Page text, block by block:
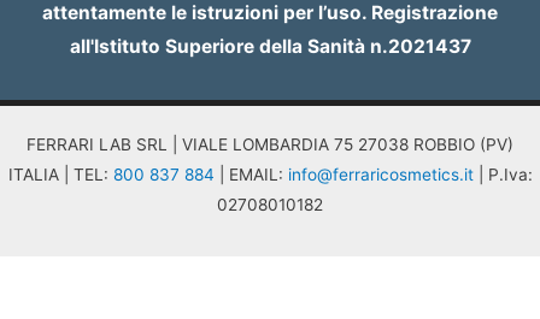
attentamente le istruzioni per l’uso. Registrazione
all'Istituto Superiore della Sanità n.2021437
FERRARI LAB SRL | VIALE LOMBARDIA 75 27038 ROBBIO (PV)
ITALIA | TEL: 800 837 884 | EMAIL: info@ferraricosmetics.it
| P.Iva:
02708010182